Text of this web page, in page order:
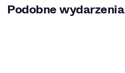
Podobne wydarzenia